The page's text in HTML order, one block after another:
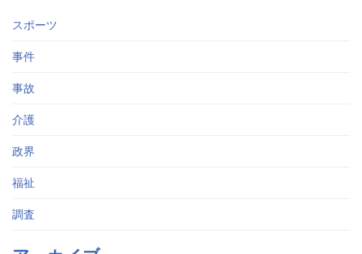
スポーツ
事件
事故
介護
政界
福祉
調査